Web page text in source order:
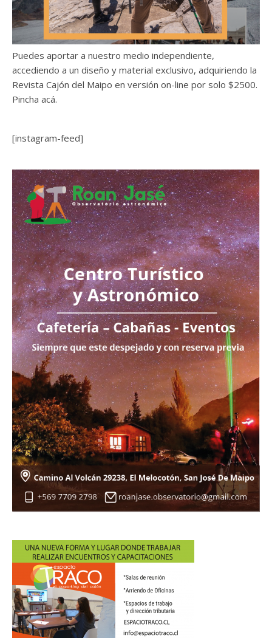
Puedes aportar a nuestro medio independiente,
accediendo a un diseño y material exclusivo, adquiriendo la
Revista Cajón del Maipo en versión on-line por solo $2500.
Pincha acá.
[instagram-feed]